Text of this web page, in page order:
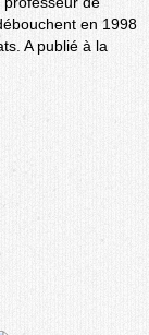
en 1998
A publié à la